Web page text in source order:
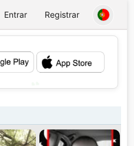
Entrar Registrar